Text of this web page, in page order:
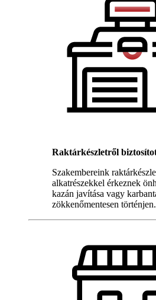
Raktárkészletről
Szakembereink
alkatrészekkel érkeznek
kazán javítása vagy
zökkenőmentesen történjen.